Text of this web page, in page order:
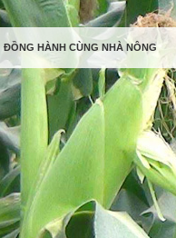
ĐỒNG HÀNH CÙNG NHÀ NÔNG